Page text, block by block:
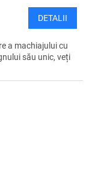
DETALII
a machiajului cu
său unic, veți